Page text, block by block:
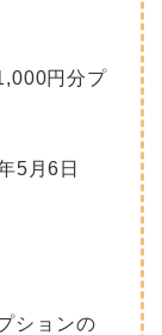
円分プ
5月6日
ションの